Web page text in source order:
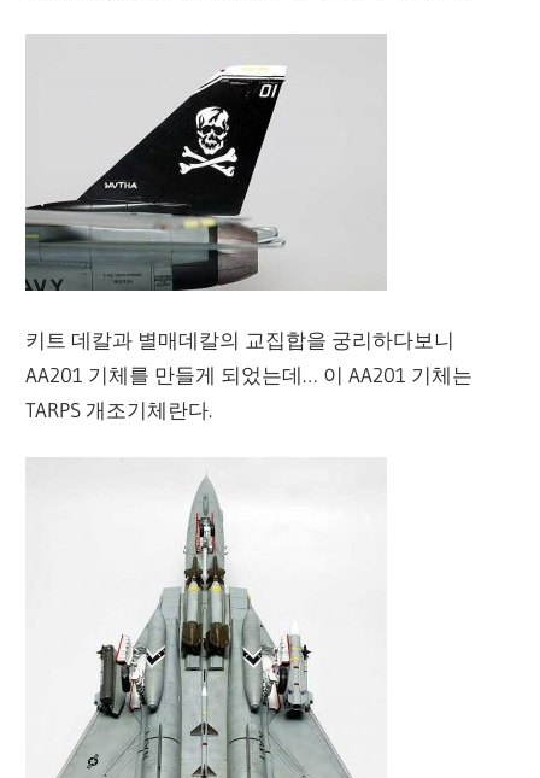
키트 데칼과 별매데칼의 교집합을 궁리하다보니
AA201 기체를 만들게 되었는데… 이 AA201 기체는
TARPS 개조기체란다.